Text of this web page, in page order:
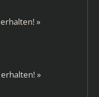
erhalten! »
erhalten! »